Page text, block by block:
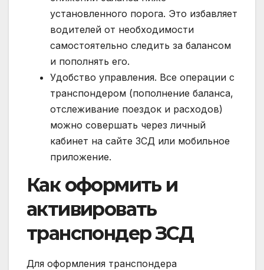
установленного порога. Это избавляет
водителей от необходимости
самостоятельно следить за балансом
и пополнять его.
Удобство управления. Все операции с
транспондером (пополнение баланса,
отслеживание поездок и расходов)
можно совершать через личный
кабинет на сайте ЗСД или мобильное
приложение.
Как оформить и
активировать
транспондер ЗСД
Для оформления транспондера